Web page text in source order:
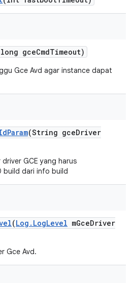
gceCmdTimeout)
Gce Avd agar instance dapat
Param(String gceDriver
GCE yang harus
build dari info build
(Log . LogLevel mGceDriver
Gce Avd.